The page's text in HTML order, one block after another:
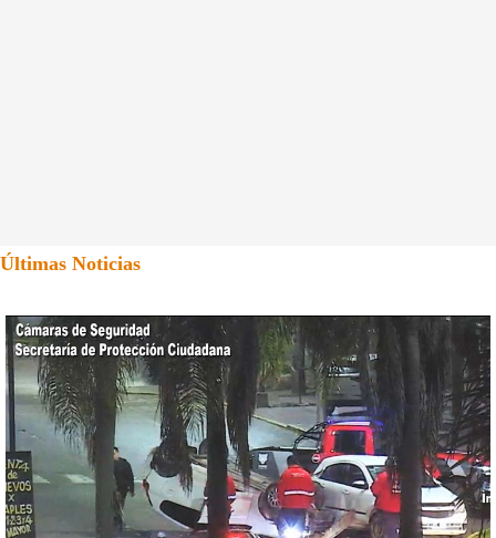
Últimas Noticias